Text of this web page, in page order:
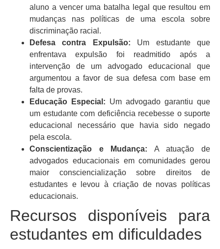
aluno a vencer uma batalha legal que resultou em
mudanças nas políticas de uma escola sobre
discriminação racial.
Defesa contra Expulsão: Um estudante que
enfrentava expulsão foi readmitido após a
intervenção de um advogado educacional que
argumentou a favor de sua defesa com base em
falta de provas.
Educação Especial: Um advogado garantiu que
um estudante com deficiência recebesse o suporte
educacional necessário que havia sido negado
pela escola.
Conscientização e Mudança: A atuação de
advogados educacionais em comunidades gerou
maior consciencialização sobre direitos de
estudantes e levou à criação de novas políticas
educacionais.
Recursos disponíveis para
estudantes em dificuldades